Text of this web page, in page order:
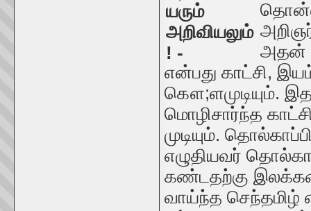
அதன்
என்பது காட்சி,
கௌ;ளமுடியும்.
மொழிசார்ந்த
முடியும்.
எழுதியவர்
கண்டதற்கு
வாய்ந்த செந்தமிழ்